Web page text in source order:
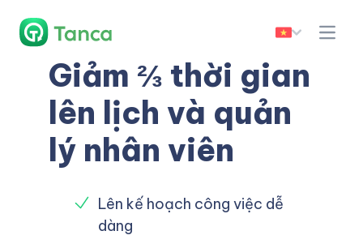
Giảm ⅔ thời gian
lên lịch và quản
lý nhân viên
Lên kế hoạch công việc dễ
dàng